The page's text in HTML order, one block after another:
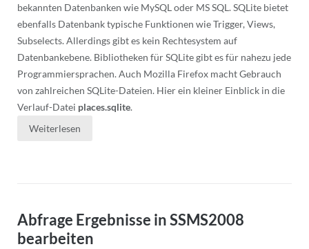
bekannten Datenbanken wie MySQL oder MS SQL. SQLite bietet
ebenfalls Datenbank typische Funktionen wie Trigger, Views,
Subselects. Allerdings gibt es kein Rechtesystem auf
Datenbankebene. Bibliotheken für SQLite gibt es für nahezu jede
Programmiersprachen. Auch Mozilla Firefox macht Gebrauch
von zahlreichen SQLite-Dateien. Hier ein kleiner Einblick in die
Verlauf-Datei places.sqlite.
Weiterlesen
Abfrage Ergebnisse in SSMS2008
bearbeiten